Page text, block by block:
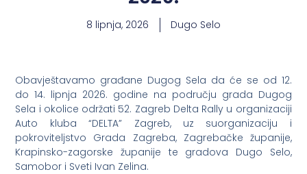
8 lipnja, 2026 Dugo Selo
Obavještavamo građane Dugog Sela da će se od 12.
do 14. lipnja 2026. godine na području grada Dugog
Sela i okolice održati 52. Zagreb Delta Rally u organizaciji
Auto kluba “DELTA” Zagreb, uz suorganizaciju i
pokroviteljstvo Grada Zagreba, Zagrebačke županije,
Krapinsko-zagorske županije te gradova Dugo Selo,
Samobor i Sveti Ivan Zelina.